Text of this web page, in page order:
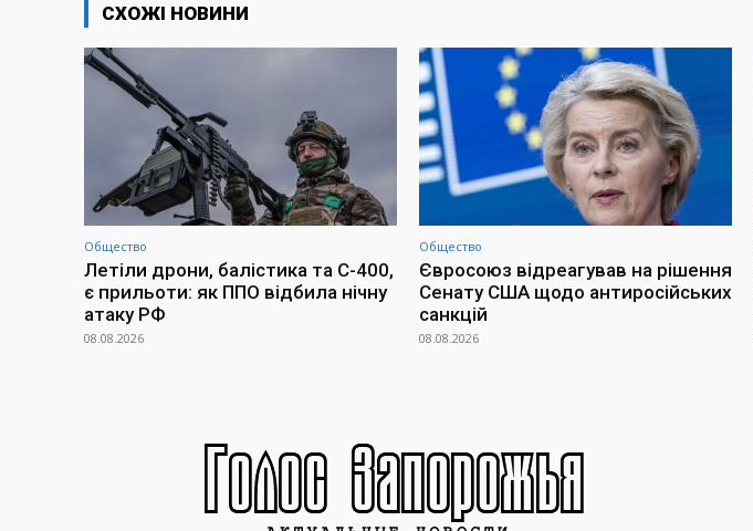
СХОЖІ НОВИНИ
Общество
Летіли дрони, балістика та С-400,
є прильоти: як ППО відбила нічну
атаку РФ
08.08.2026
Общество
Євросоюз відреагував на рішення
Сенату США щодо антиросійських
санкцій
08.08.2026